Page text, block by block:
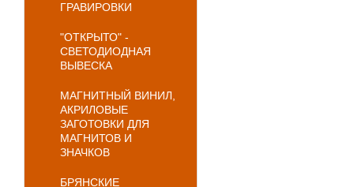
ГРАВИРОВКИ
"ОТКРЫТО" -
СВЕТОДИОДНАЯ
ВЫВЕСКА
МАГНИТНЫЙ ВИНИЛ,
АКРИЛОВЫЕ
ЗАГОТОВКИ ДЛЯ
МАГНИТОВ И
ЗНАЧКОВ
БРЯНСКИЕ